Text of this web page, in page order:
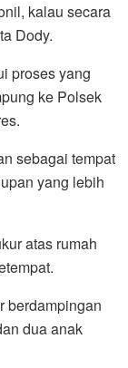
kalau secara
Dody.
proses yang
ke Polsek
sebagai tempat
yang lebih
atas rumah
berdampingan
dua anak